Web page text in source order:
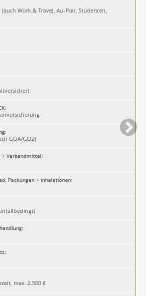
Work & Travel, Au-Pair, Studenten,
GOÄ/GOZ)
+ Verbandmittel:
Packungen + Inhalationen:
max. 2.500 €